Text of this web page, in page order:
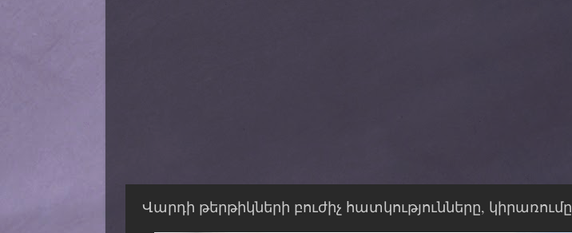
Վարդի թերթիկների բուժիչ հատկությունները, կիրառումը